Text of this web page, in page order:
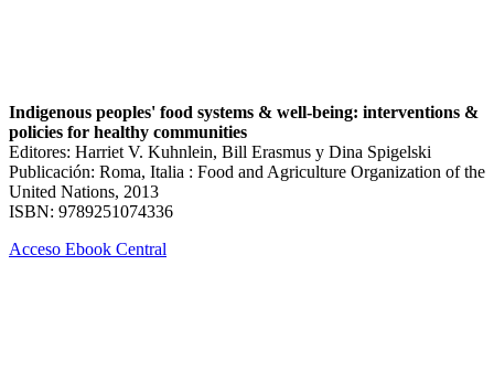
Indigenous peoples' food systems & well-being: interventions &
policies for healthy communities
Editores: Harriet V. Kuhnlein, Bill Erasmus y Dina Spigelski
Publicación: Roma, Italia : Food and Agriculture Organization of the
United Nations, 2013
ISBN: 9789251074336
Acceso Ebook Central